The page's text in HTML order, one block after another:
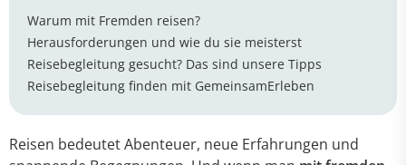
Warum mit Fremden reisen?
Herausforderungen und wie du sie meisterst
Reisebegleitung gesucht? Das sind unsere Tipps
Reisebegleitung finden mit GemeinsamErleben
Reisen bedeutet Abenteuer, neue Erfahrungen und